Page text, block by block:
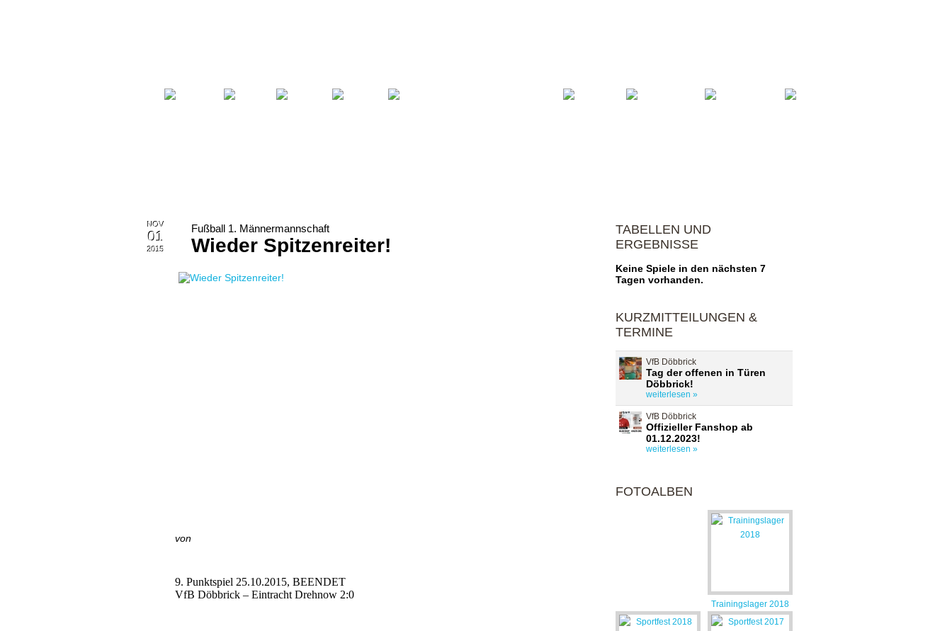
NOV
01
2015
Fußball 1. Männermannschaft
Wieder Spitzenreiter!
von
9. Punktspiel 25.10.2015, BEENDET
VfB Döbbrick – Eintracht Drehnow 2:0
TABELLEN UND
ERGEBNISSE
Keine Spiele in den nächsten 7
Tagen vorhanden.
KURZMITTEILUNGEN &
TERMINE
VfB Döbbrick
Tag der offenen in Türen
Döbbrick!
weiterlesen »
VfB Döbbrick
Offizieller Fanshop ab
01.12.2023!
weiterlesen »
FOTOALBEN
Trainingslager 2018